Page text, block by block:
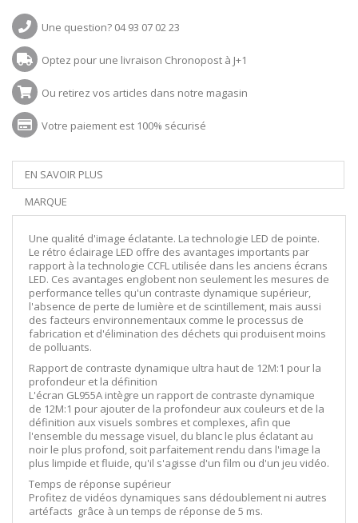
Une question? 04 93 07 02 23
Optez pour une livraison Chronopost à J+1
Ou retirez vos articles dans notre magasin
Votre paiement est 100% sécurisé
EN SAVOIR PLUS
MARQUE
Une qualité d'image éclatante. La technologie LED de pointe.
Le rétro éclairage LED offre des avantages importants par
rapport à la technologie CCFL utilisée dans les anciens écrans
LED. Ces avantages englobent non seulement les mesures de
performance telles qu'un contraste dynamique supérieur,
l'absence de perte de lumière et de scintillement, mais aussi
des facteurs environnementaux comme le processus de
fabrication et d'élimination des déchets qui produisent moins
de polluants.
Rapport de contraste dynamique ultra haut de 12M:1 pour la
profondeur et la définition
L'écran GL955A intègre un rapport de contraste dynamique
de 12M:1 pour ajouter de la profondeur aux couleurs et de la
définition aux visuels sombres et complexes, afin que
l'ensemble du message visuel, du blanc le plus éclatant au
noir le plus profond, soit parfaitement rendu dans l'image la
plus limpide et fluide, qu'il s'agisse d'un film ou d'un jeu vidéo.
Temps de réponse supérieur
Profitez de vidéos dynamiques sans dédoublement ni autres
artéfacts grâce à un temps de réponse de 5 ms.